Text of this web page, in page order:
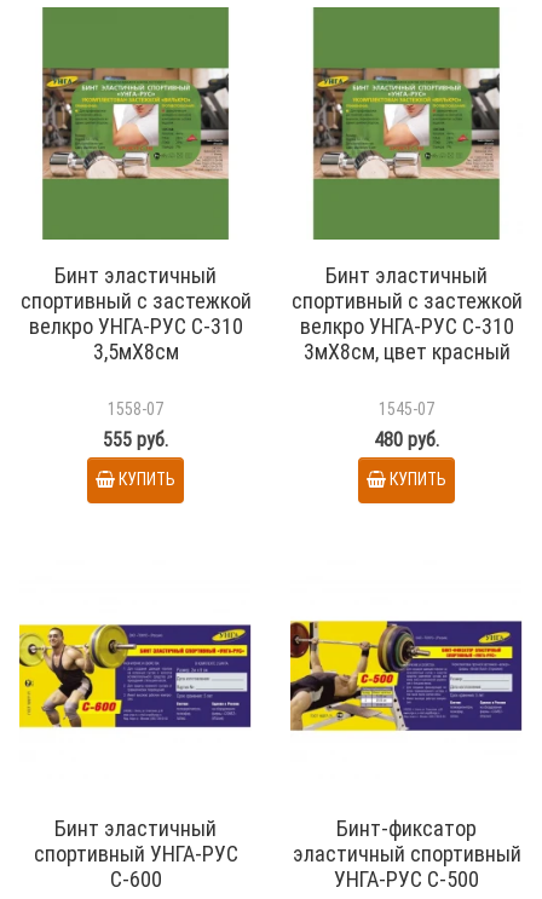
Бинт эластичный
спортивный с застежкой
велкро УНГА-РУС С-310
3,5мХ8см
1558-07
555 руб.
КУПИТЬ
Бинт эластичный
спортивный с застежкой
велкро УНГА-РУС С-310
3мХ8см, цвет красный
1545-07
480 руб.
КУПИТЬ
Бинт эластичный
спортивный УНГА-РУС
С-600
Бинт-фиксатор
эластичный спортивный
УНГА-РУС С-500